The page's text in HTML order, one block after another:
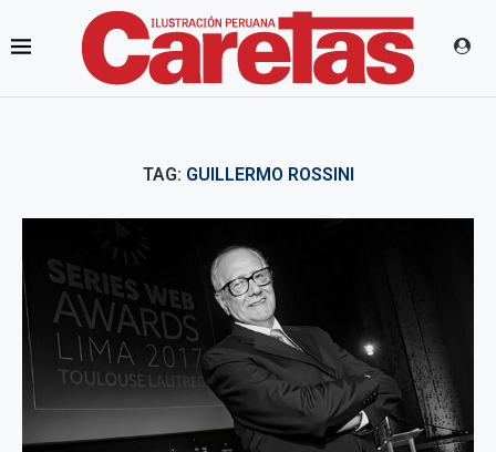
TAG: GUILLERMO ROSSINI